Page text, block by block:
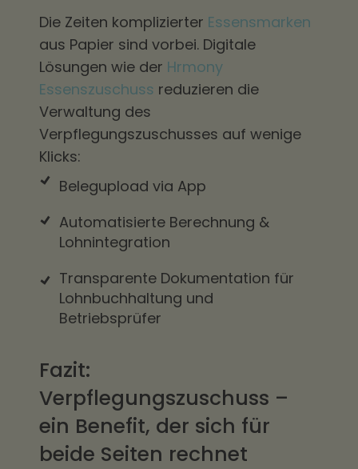
Die Zeiten komplizierter Essensmarken
aus Papier sind vorbei. Digitale
Lösungen wie der Hrmony
Essenszuschuss reduzieren die
Verwaltung des
Verpflegungszuschusses auf wenige
Klicks:
Belegupload via App
Automatisierte Berechnung &
Lohnintegration
Transparente Dokumentation für
Lohnbuchhaltung und
Betriebsprüfer
Fazit:
Verpflegungszuschuss –
ein Benefit, der sich für
beide Seiten rechnet